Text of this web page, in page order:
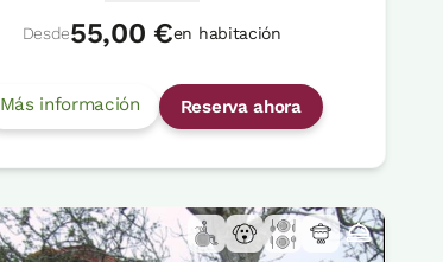
Desde55,00 €en habitación
Más información Reserva ahora